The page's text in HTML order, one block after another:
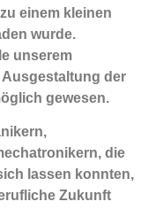
einem kleinen
wurde.
unserem
Ausgestaltung der
gewesen.
die
lassen konnten,
Zukunft